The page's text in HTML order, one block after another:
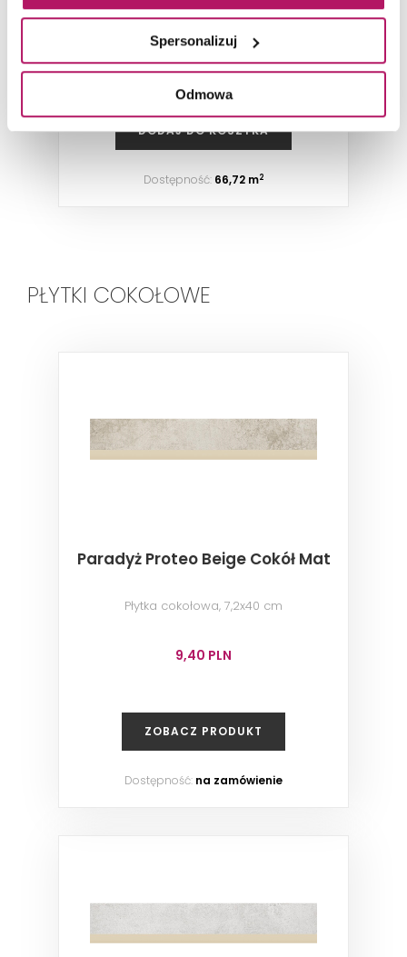
Spersonalizuj
Odmowa
67,10 PLN
DODAJ DO KOSZYKA
Dostępność: 66,72 m2
PŁYTKI COKOŁOWE
Paradyż Proteo Beige Cokół Mat
Płytka cokołowa, 7,2x40 cm
9,40 PLN
ZOBACZ PRODUKT
Dostępność: na zamówienie